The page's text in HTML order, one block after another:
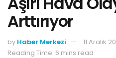
Arttırıyor
by Haber Merkezi
11 Aralık
Reading Time: 6 mins read